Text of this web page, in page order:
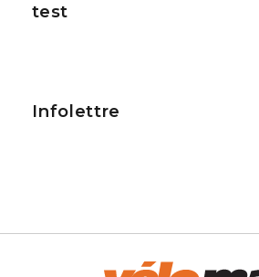
test
Infolettre